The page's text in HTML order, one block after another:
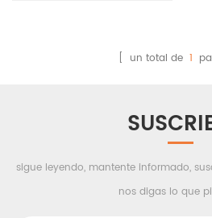
requiere perfiles de
coincide con el sistema de
puertas y ventanas de la
perfectamente conectado
al panel de pared, que se
[ un total de 1
sigue leyendo, mantente informado,
nos digas lo que